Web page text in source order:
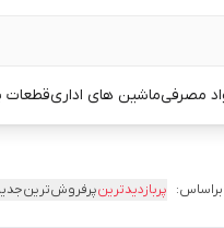
مصرفیماشین های اداریقطعات
پربازدیدترینپرفروش‌ترین